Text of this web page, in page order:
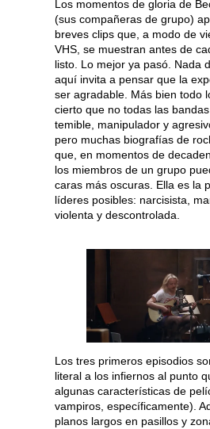
Los momentos de gloria de
(sus compañeras de grupo)
breves clips que, a modo de
VHS, se muestran antes de
listo. Lo mejor ya pasó. Nada
aquí invita a pensar que la
ser agradable. Más bien todo
cierto que no todas las
temible, manipulador y
pero muchas biografías de
que, en momentos de
los miembros de un grupo
caras más oscuras. Ella es la
líderes posibles: narcisista,
violenta y descontrolada.
Los tres primeros episodios
literal a los infiernos al punto
algunas características de
vampiros, específicamente).
planos largos en pasillos y